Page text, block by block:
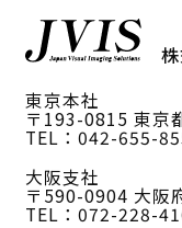
東京本社
〒193-0815 東京
TEL：042-655-
大阪支社
〒590-0904 大阪
TEL：072-228-